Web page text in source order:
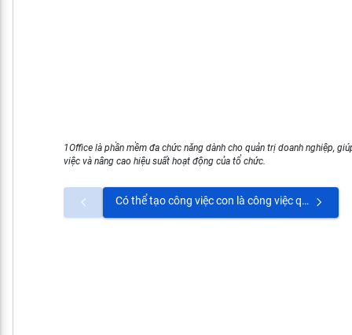
1Office là phần mềm đa chức năng dành cho quản trị doanh nghiệp,
việc và nâng cao hiệu suất hoạt động của tổ chức.
Có thể tạo công việc con là công việc quy trình khi công việc cha tính theo tỷ trọng công việc con được không?